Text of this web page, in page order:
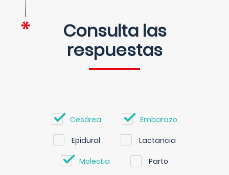
Consulta las
respuestas
Cesárea Embarazo
Epidural Lactancia
Molestia Parto